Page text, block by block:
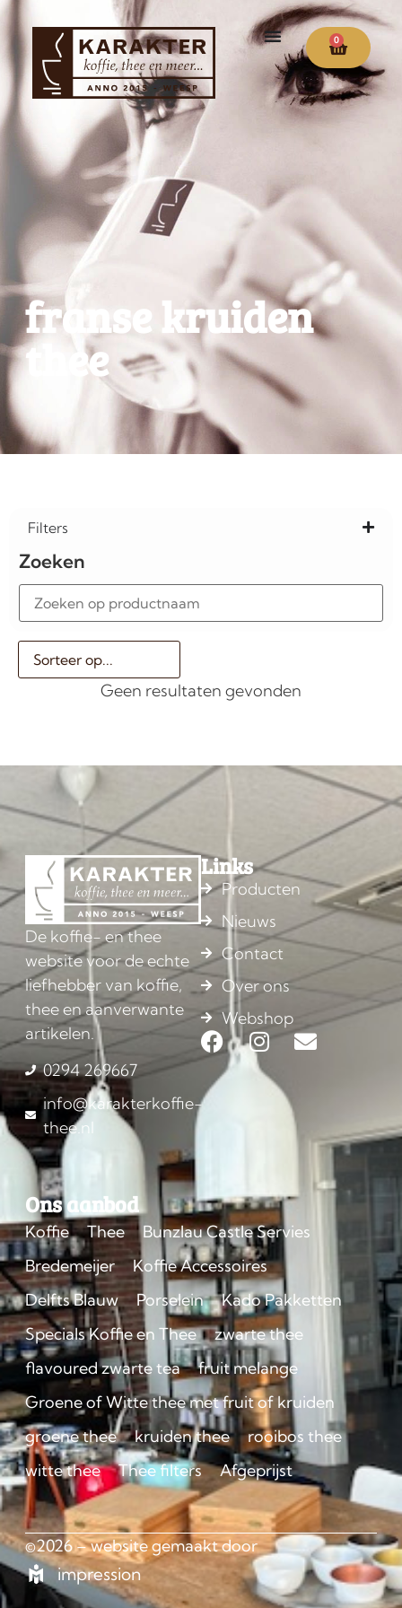
0
franse kruiden
thee
Filters
Zoeken
Geen resultaten gevonden
De koffie- en thee
website voor de echte
liefhebber van koffie,
thee en aanverwante
artikelen.
0294 269667
info@karakterkoffie-
thee.nl
Links
Producten
Nieuws
Contact
Over ons
Webshop
Ons aanbod
Koffie Thee
Bunzlau Castle Servies
Bredemeijer
Koffie Accessoires
Delfts Blauw
Porselein
Kado Pakketten
Specials Koffie en Thee
zwarte thee
flavoured zwarte tea
fruit melange
Groene of Witte thee met fruit of kruiden
groene thee
kruiden thee
rooibos thee
witte thee
Thee filters Afgeprijst
©2026 – website gemaakt door
impression